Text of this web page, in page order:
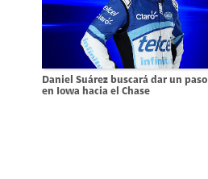
Daniel Suárez buscará dar un
en Iowa hacia el Chase